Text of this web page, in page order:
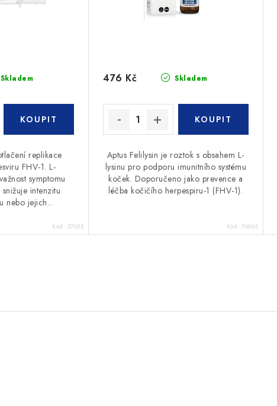
Skladem
replikace
FHV-1. L-
symptomu
intenzitu
nebo jejich...
Kód: 57655
Skladem
476 Kč
Aptus Felilysin je roztok s obsahem L-
lysinu pro podporu imunitního systému
koček. Doporučeno jako prevence a
léčba kočičího herpespiru-1 (FHV-1).
Kód: 76963